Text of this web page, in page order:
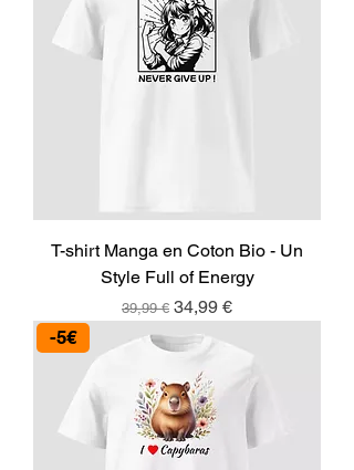
T-shirt Manga en Coton Bio - Un
Style Full of Energy
Prix original
39,99 € Prix promotionnel
34,99 €
-5€